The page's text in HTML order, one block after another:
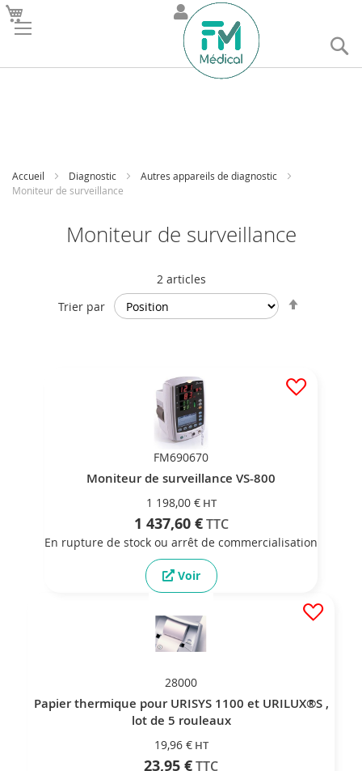
Accueil Diagnostic
Autres appareils de diagnostic
Moniteur de surveillance
Moniteur de surveillance
2articles
Trier par
FM690670
Moniteur de surveillance VS-800
1 198,00 €
1 437,60 €
En rupture de stock ou arrêt de commercialisation
Voir
28000
Papier thermique pour URISYS 1100 et URILUX®S ,
lot de 5 rouleaux
19,96 €
23,95 €